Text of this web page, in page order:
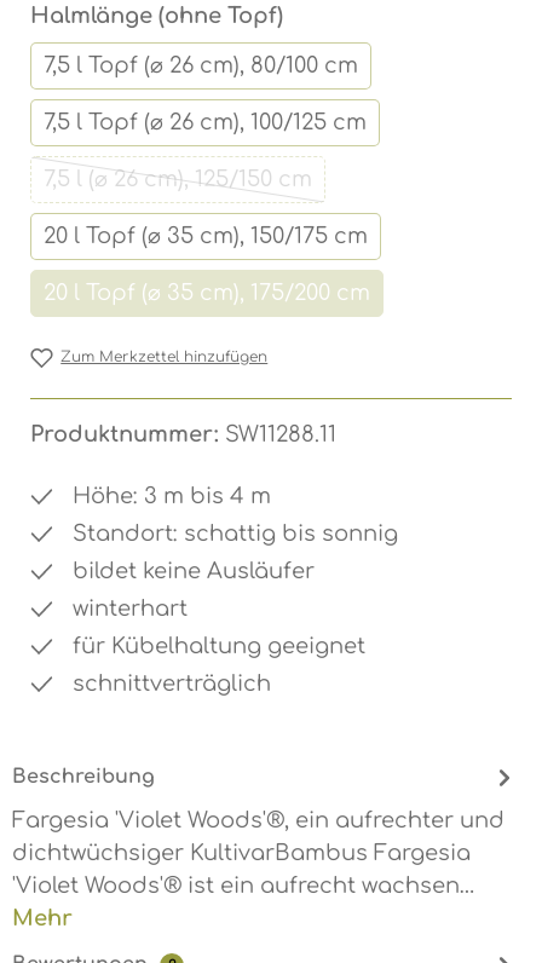
Halmlänge (ohne Topf)auswählen
7,5 l Topf (⌀ 26 cm), 80/100 cm
7,5 l Topf (⌀ 26 cm), 100/125 cm
7,5 l (⌀ 26 cm), 125/150 cm(Diese Option ist zurzeit nicht
20 l Topf (⌀ 35 cm), 150/175 cm
20 l Topf (⌀ 35 cm), 175/200 cm
(Diese Option ist zurzeit nicht
Zum Merkzettel hinzufügen
Produktnummer: SW11288.11
Höhe: 3 m bis 4 m
Standort: schattig bis sonnig
bildet keine Ausläufer
winterhart
für Kübelhaltung geeignet
schnittverträglich
Beschreibung
Fargesia 'Violet Woods'®, ein aufrechter und
dichtwüchsiger KultivarBambus Fargesia
'Violet Woods'® ist ein aufrecht wachsen…
Mehr